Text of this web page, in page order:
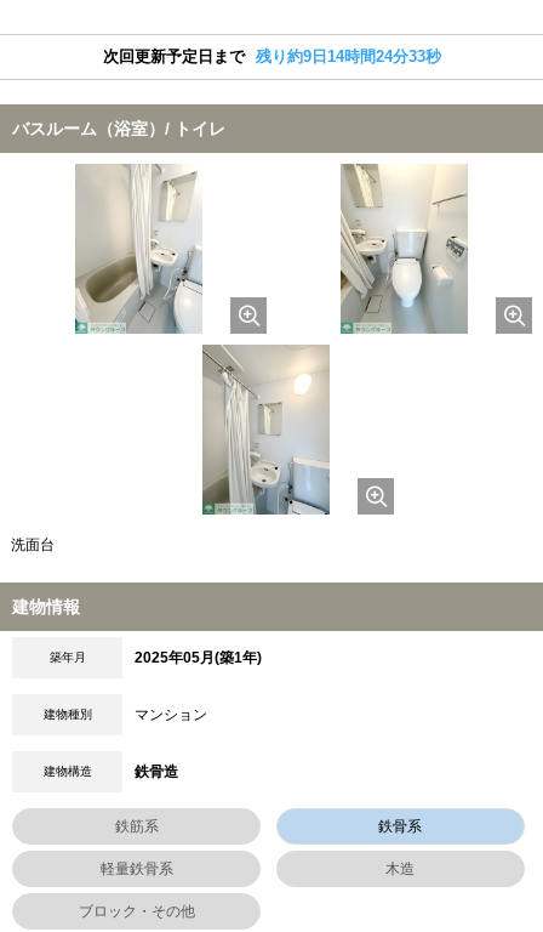
次回更新予定日まで 残り約9日14時間24分32秒
バスルーム（浴室）/ トイレ
洗面台
建物情報
築年月 2025年05月(築1年)
建物種別 マンション
建物構造 鉄骨造
鉄筋系 鉄骨系
軽量鉄骨系 木造
ブロック・その他